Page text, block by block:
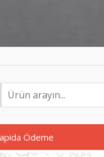
Ödeme